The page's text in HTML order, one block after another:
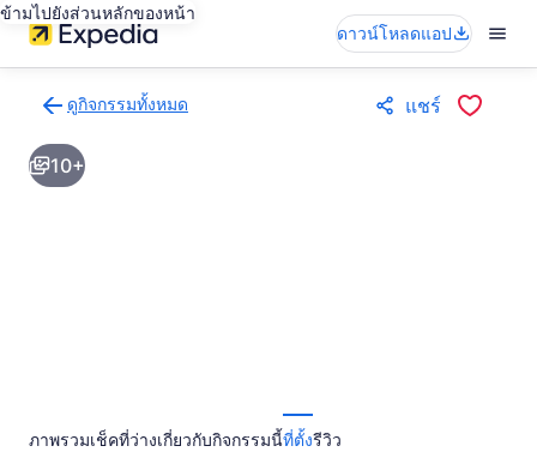
ข้ามไปยังส่วนหลักของหน้า
ดาวน์โหลดแอป
ดูกิจกรรมทั้งหมด
ไป
ยัง
หน้า
แชร์
10+
ภาพรวมเช็คที่ว่างเกี่ยวกับกิจกรรมนี้ที่ตั้งรีวิว